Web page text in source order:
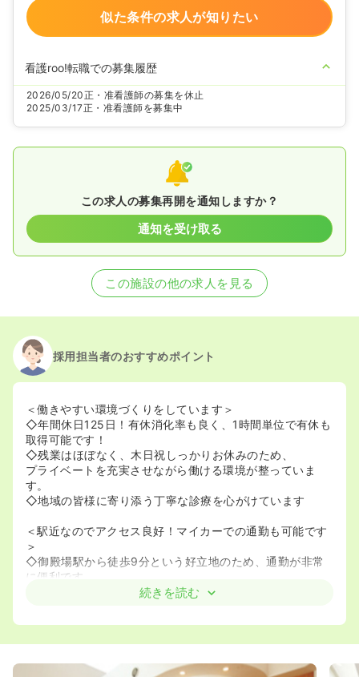
似た条件の求人が知りたい
看護roo!転職での募集履歴
2026/05/20正・准看護師の募集を休止
2025/03/17正・准看護師を募集中
この求人の募集再開を通知しますか？
通知を受け取る
この施設の他の求人を見る
採用担当者のおすすめポイント
＜働きやすい環境づくりをしています＞
◇年間休日125日！有休消化率も良く、1時間単位で有休も
取得可能です！
◇残業はほぼなく、木日祝しっかりお休みのため、
プライベートを充実させながら働ける環境が整っていま
す。
◇地域の皆様に寄り添う丁寧な診療を心がけています
＜駅近なのでアクセス良好！マイカーでの通勤も可能です
＞
◇御殿場駅から徒歩9分という好立地のため、通勤が非常
に便利です。
◇無料の駐車場を完備しているため、車での通勤も可能で
続きを読む